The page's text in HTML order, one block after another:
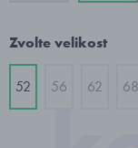
Zvolte velikost
52 56 62 68